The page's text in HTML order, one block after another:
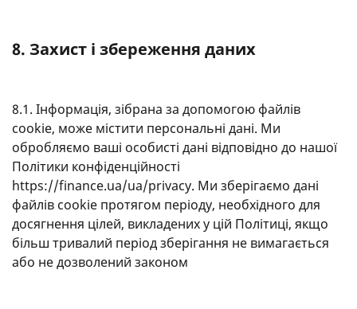
8. Захист і збереження даних
8.1. Інформація, зібрана за допомогою файлів
cookie, може містити персональні дані. Ми
обробляємо ваші особисті дані відповідно до нашої
Політики конфіденційності
https://finance.ua/ua/privacy. Ми зберігаємо дані
файлів cookie протягом періоду, необхідного для
досягнення цілей, викладених у цій Політиці, якщо
більш тривалий період зберігання не вимагається
або не дозволений законом